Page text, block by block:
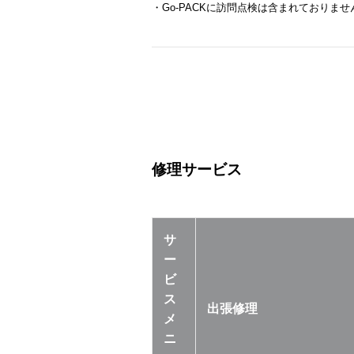
・Go-PACKに訪問点検は含まれておりませ
修理サービス
サ
ー
ビ
ス
メ
ニ
出張修理